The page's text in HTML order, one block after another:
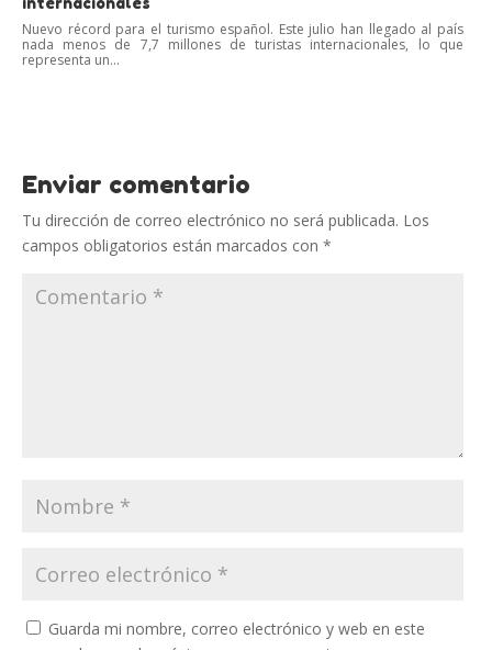
Nuevo récord para el turismo español. Este julio han llegado al país
nada menos de 7,7 millones de turistas internacionales, lo que
representa un...
Enviar comentario
Tu dirección de correo electrónico no será publicada. Los
campos obligatorios están marcados con *
Guarda mi nombre, correo electrónico y web en este